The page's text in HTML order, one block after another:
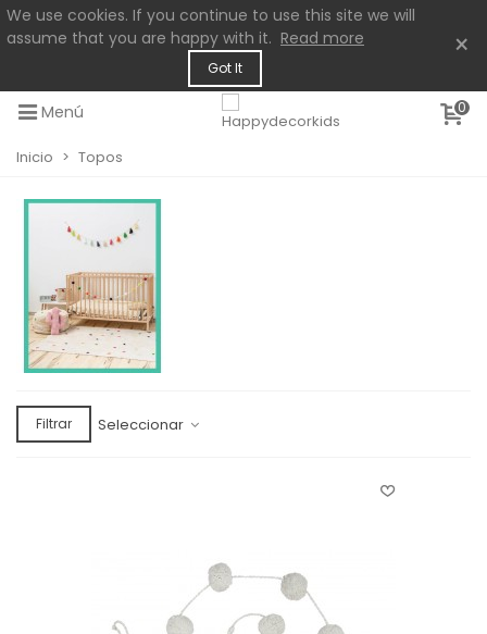
We use cookies. If you continue to use this site we will
assume that you are happy with it. Read more
Got It
×
Menú 0
Inicio > Topos
Filtrar Seleccionar